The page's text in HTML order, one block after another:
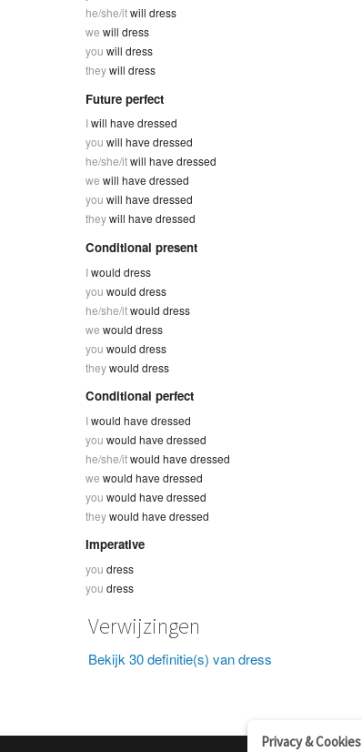
he/she/itwill dress
we will dress
you will dress
theywill dress
Future perfect
Iwill have dressed
you will have dressed
he/she/itwill have dressed
we will have dressed
you will have dressed
theywill have dressed
Conditional present
Iwould dress
you would dress
he/she/itwould dress
we would dress
you would dress
theywould dress
Conditional perfect
Iwould have dressed
you would have dressed
he/she/itwould have dressed
we would have dressed
you would have dressed
theywould have dressed
Imperative
you dress
you dress
Verwijzingen
Bekijk 30 definitie(s) van dress
Privacy & Cookies